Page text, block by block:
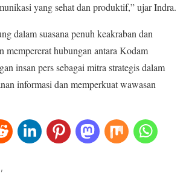
yang sehat dan produktif,” ujar Indra.
dalam suasana penuh keakraban dan
mempererat hubungan antara Kodam
insan pers sebagai mitra strategis dalam
informasi dan memperkuat wawasan
,